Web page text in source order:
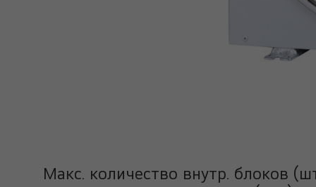
Макс. количество внутр. блоков